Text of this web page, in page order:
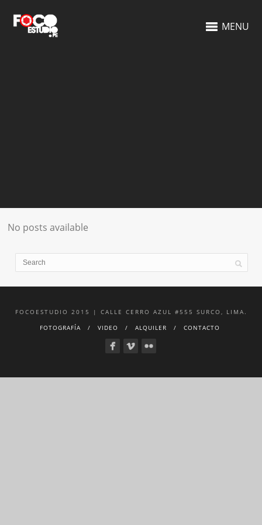
MENU
No posts available
FOCOESTUDIO 2015 | CALLE CERRO AZUL #555 SURCO, LIMA.
FOTOGRAFÍA
VIDEO ALQUILER CONTACTO